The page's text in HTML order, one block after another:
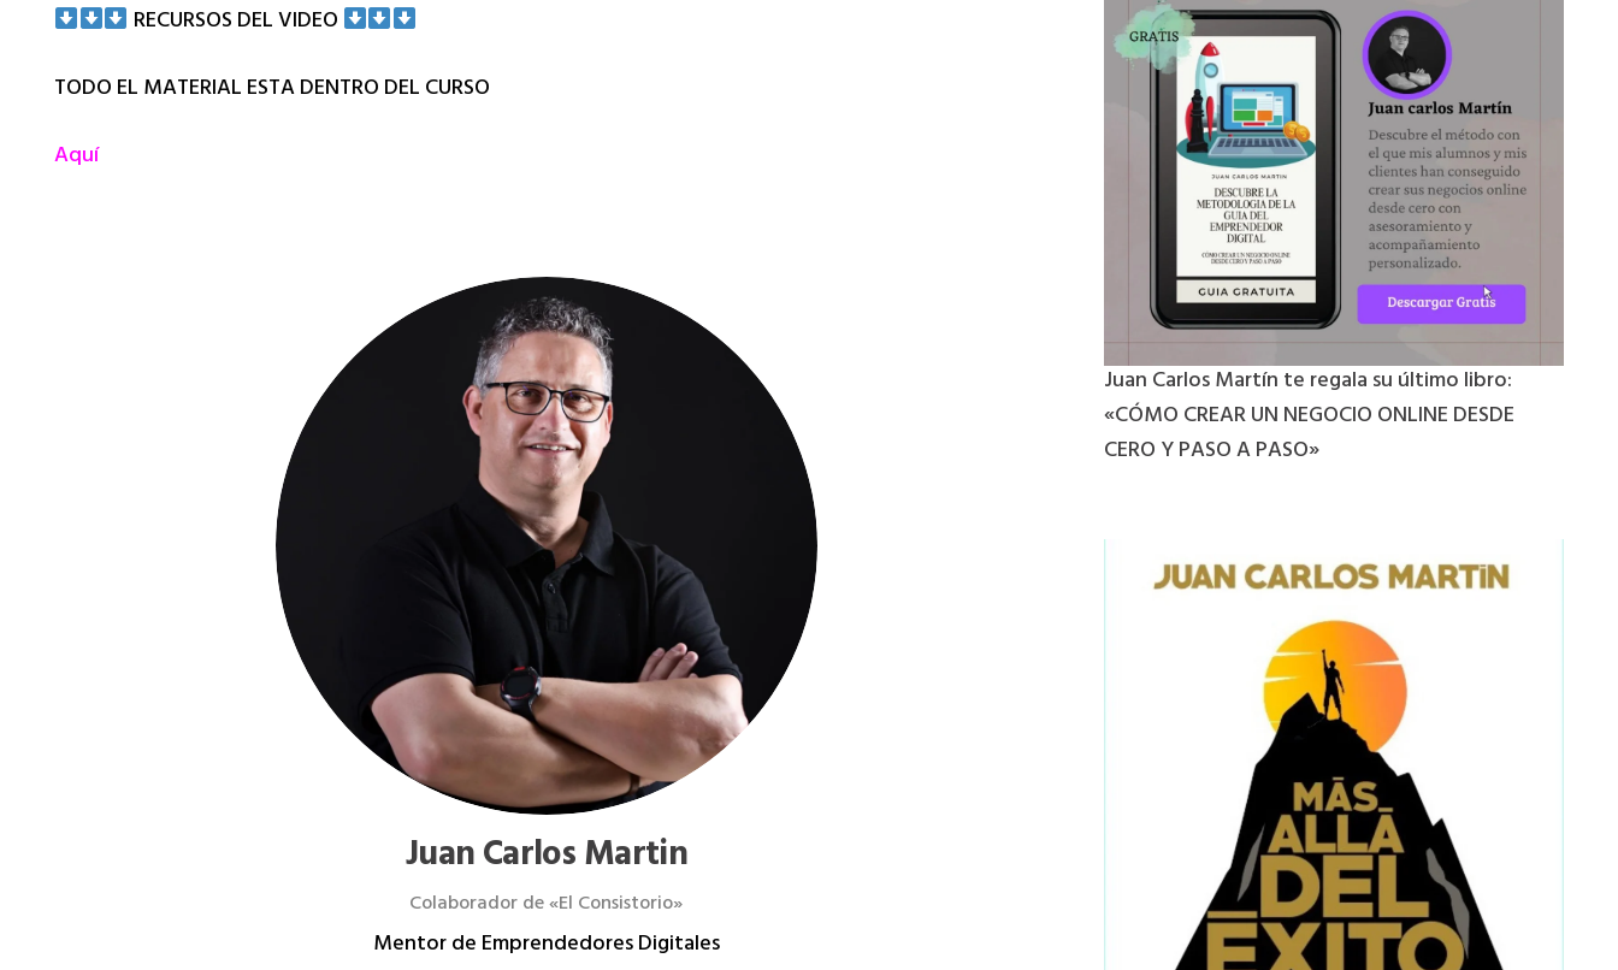
RECURSOS DEL VIDEO
TODO EL MATERIAL ESTA DENTRO DEL CURSO
Aquí
Juan Carlos Martin
Colaborador de «El Consistorio»
Mentor de Emprendedores Digitales
Juan Carlos Martín te regala su último libro:
«CÓMO CREAR UN NEGOCIO ONLINE DESDE
CERO Y PASO A PASO»